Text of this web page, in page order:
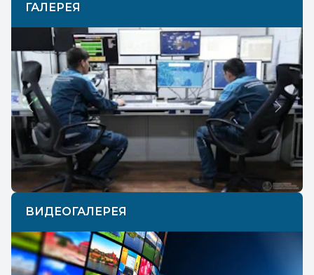
ГАЛЕРЕЯ
Previous Next
ВИДЕОГАЛЕРЕЯ